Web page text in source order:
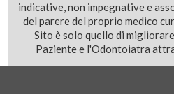
indicative, non impegnative e
del parere del proprio medico
Sito è solo quello di
Paziente e l'Odontoiatra